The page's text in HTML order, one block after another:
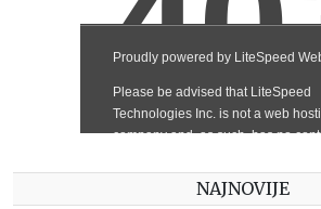
NAJNOVIJE